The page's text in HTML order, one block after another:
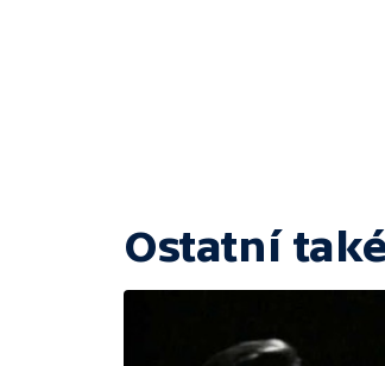
Ostatní